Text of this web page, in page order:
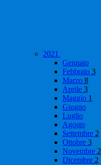
2021
Gennaio
Febbraio 3
Marzo 8
Aprile 3
Maggio 1
Giugno
Luglio
Agosto
Settembre 2
Ottobre 3
Novembre 2
Dicembre 2